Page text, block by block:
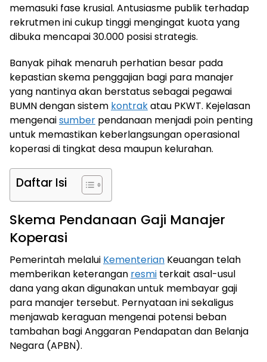
memasuki fase krusial. Antusiasme publik terhadap
rekrutmen ini cukup tinggi mengingat kuota yang
dibuka mencapai 30.000 posisi strategis.
Banyak pihak menaruh perhatian besar pada
kepastian skema penggajian bagi para manajer
yang nantinya akan berstatus sebagai pegawai
BUMN dengan sistem kontrakatau PKWT. Kejelasan
mengenaisumber pendanaan menjadi poin penting
untuk memastikan keberlangsungan operasional
koperasi di tingkat desa maupun kelurahan.
Daftar Isi
Skema Pendanaan Gaji Manajer
Koperasi
Pemerintah melalui Kementerian Keuangan telah
memberikan keterangan resmi terkait asal-usul
dana yang akan digunakan untuk membayar gaji
para manajer tersebut. Pernyataan ini sekaligus
menjawab keraguan mengenai potensi beban
tambahan bagi Anggaran Pendapatan dan Belanja
Negara (APBN).